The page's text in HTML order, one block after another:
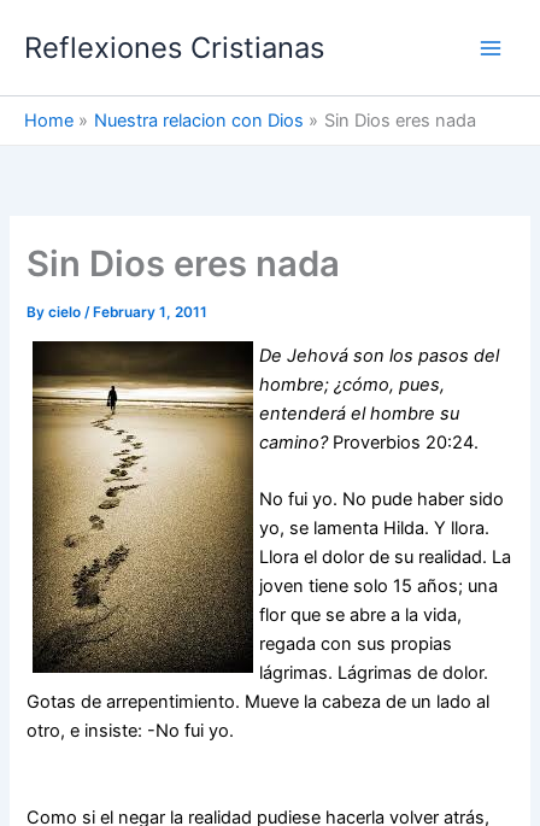
Reflexiones Cristianas
Home Nuestra relacion con Dios Sin Dios eres nada
Sin Dios eres nada
Bycielo/ February 1, 2011
De Jehová son los pasos del
hombre; ¿cómo, pues,
entenderá el hombre su
camino? Proverbios 20:24.
No fui yo. No pude haber sido
yo, se lamenta Hilda. Y llora.
Llora el dolor de su realidad. La
joven tiene solo 15 años; una
flor que se abre a la vida,
regada con sus propias
lágrimas. Lágrimas de dolor.
Gotas de arrepentimiento. Mueve la cabeza de un lado al
otro, e insiste: -No fui yo.
Como si el negar la realidad pudiese hacerla volver atrás,